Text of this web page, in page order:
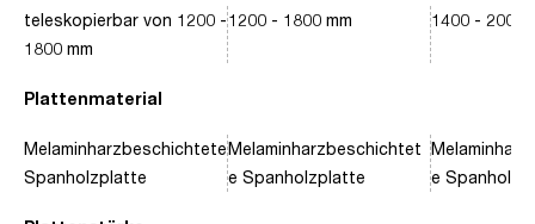
Plattenmaterial
teleskopierbar von 1200 -
1800 mm
Melaminharzbeschichtete
Spanholzplatte
1200 - 1800 mm
Melaminharzbeschichtet
e Spanholzplatte
1400 - 2000
e